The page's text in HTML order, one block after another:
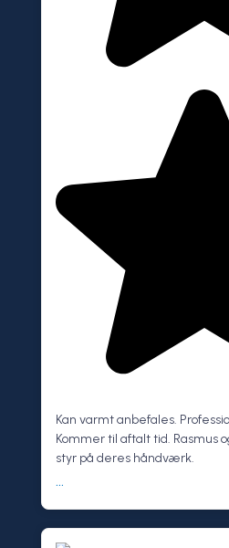
Kan varmt anbefales.
Kommer til aftalt tid. Rasmus
styr på deres håndværk.
...